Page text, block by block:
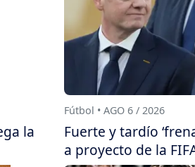
la
Fútbol • AGO 6 / 2026
Fuerte y tardío
a proyecto de la